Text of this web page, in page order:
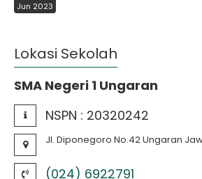
Jun 2023
Lokasi Sekolah
SMA Negeri 1 Ungaran
NSPN : 20320242
Jl. Diponegoro No.42 Ungaran
(024) 6922791